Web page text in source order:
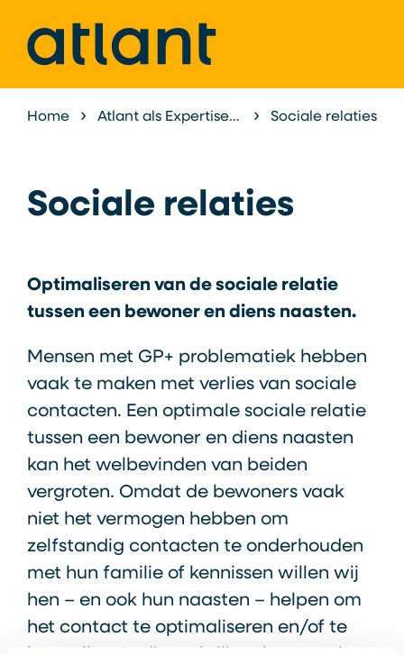
Home Atlant als Expertisecentrum Onderzoek
Sociale relaties
Sociale relaties
Optimaliseren van de sociale relatie
tussen een bewoner en diens naasten.
Mensen met GP+ problematiek hebben
vaak te maken met verlies van sociale
contacten. Een optimale sociale relatie
tussen een bewoner en diens naasten
kan het welbevinden van beiden
vergroten. Omdat de bewoners vaak
niet het vermogen hebben om
zelfstandig contacten te onderhouden
met hun familie of kennissen willen wij
hen – en ook hun naasten – helpen om
het contact te optimaliseren en/of te